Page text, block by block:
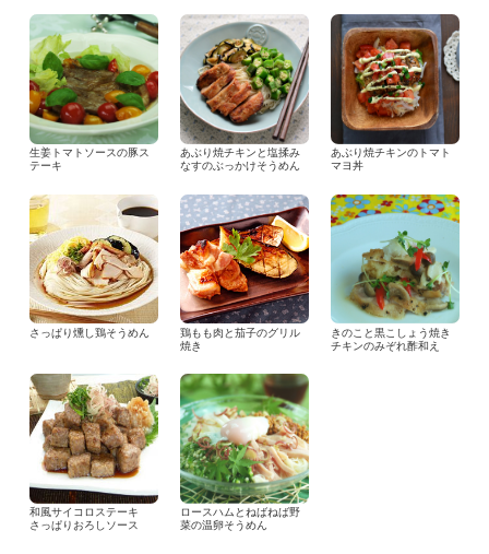
生姜トマトソースの豚ス
テーキ
あぶり焼チキンと塩揉み
なすのぶっかけそうめん
あぶり焼チキンのトマト
マヨ丼
さっぱり燻し鶏そうめん
鶏もも肉と茄子のグリル
焼き
きのこと黒こしょう焼き
チキンのみぞれ酢和え
和風サイコロステーキ
さっぱりおろしソース
ロースハムとねばねば野
菜の温卵そうめん